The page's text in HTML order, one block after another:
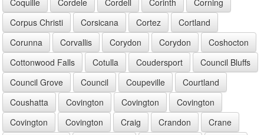
Corpus Christi
Corsicana Cortez
Cortland
Corunna
Corvallis Corydon Corydon
Coshocton
Cottonwood Falls
Cotulla Coudersport
Council Bluffs
Council Grove
Council Coupeville
Courtland
Coushatta
Covington Covington
Covington
Covington
Covington Craig Crandon
Crane